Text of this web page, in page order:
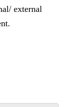
external